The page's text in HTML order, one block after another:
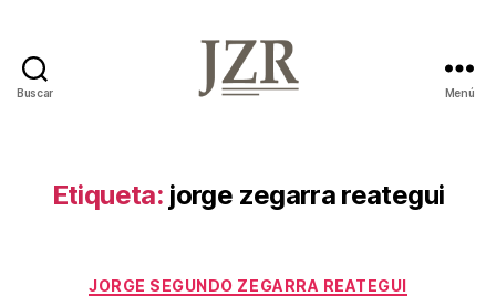
Buscar Menú
Etiqueta: jorge zegarra reategui
Categorías
JORGE SEGUNDO ZEGARRA REATEGUI